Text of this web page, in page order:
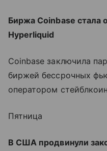
Биржа Coinbase стала
Hyperliquid
Coinbase заключила
биржей бессрочных
оператором
Пятница
В США продвинули